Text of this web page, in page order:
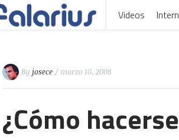
Videos
By josece / marzo 10, 2008
¿Cómo